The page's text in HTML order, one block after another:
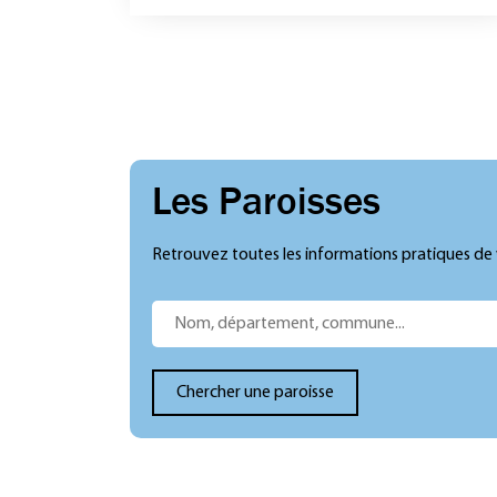
Les Paroisses
Retrouvez toutes les informations pratiques de